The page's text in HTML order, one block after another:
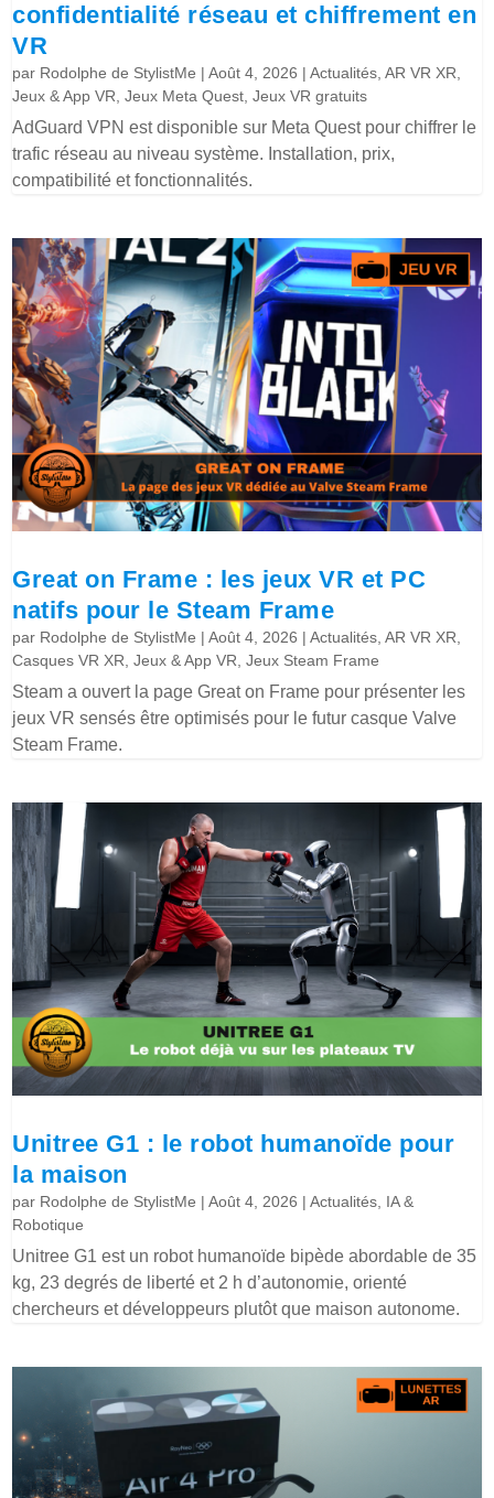
confidentialité réseau et chiffrement en
VR
par Rodolphe de StylistMe |Août 4, 2026 |Actualités ,AR VR XR
Jeux & App VR ,Jeux Meta Quest ,Jeux VR gratuits
AdGuard VPN est disponible sur Meta Quest pour chiffrer le
trafic réseau au niveau système. Installation, prix,
compatibilité et fonctionnalités.
Great on Frame : les jeux VR et PC
natifs pour le Steam Frame
par Rodolphe de StylistMe |Août 4, 2026 |Actualités ,AR VR XR
Casques VR XR ,Jeux & App VR ,Jeux Steam Frame
Steam a ouvert la page Great on Frame pour présenter les
jeux VR sensés être optimisés pour le futur casque Valve
Steam Frame.
Unitree G1 : le robot humanoïde pour
la maison
par Rodolphe de StylistMe |Août 4, 2026 |Actualités IA &
Robotique
Unitree G1 est un robot humanoïde bipède abordable de 35
kg, 23 degrés de liberté et 2 h d’autonomie, orienté
chercheurs et développeurs plutôt que maison autonome.